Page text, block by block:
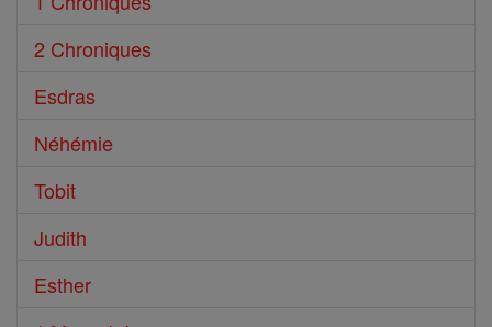
2 Chroniques
Esdras
Néhémie
Tobit
Judith
Esther